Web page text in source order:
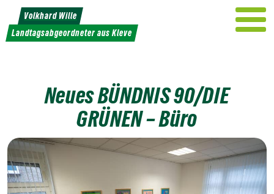
Weiter
zum
Inhalt
Volkhard Wille
Landtagsabgeordneter aus Kleve
Neues BÜNDNIS 90/DIE
GRÜNEN – Büro